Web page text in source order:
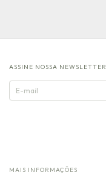
ASSINE NOSSA NEWSLETTER
MAIS INFORMAÇÕES